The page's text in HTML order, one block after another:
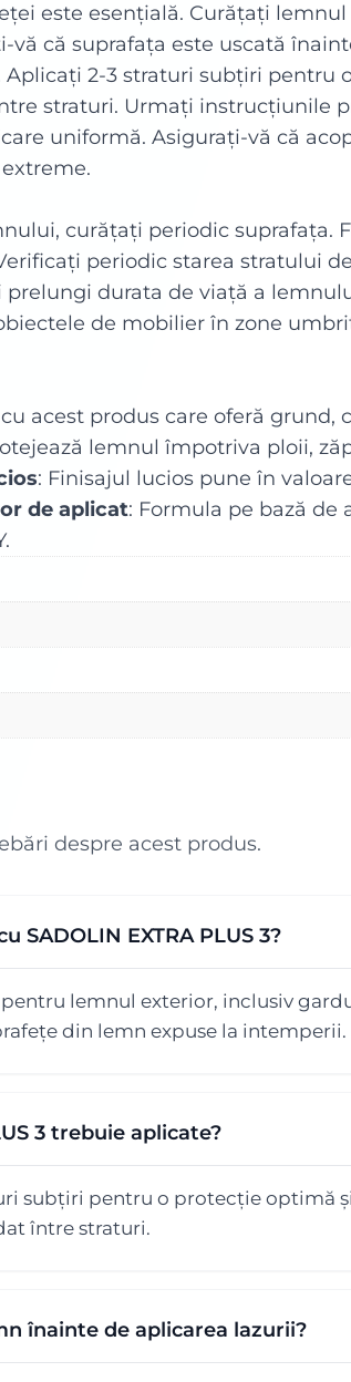
este esențială. Curățați
că suprafața este uscată
2-3 straturi subțiri pentru
straturi. Urmați instrucțiunile
uniformă. Asigurați-vă că
curățați periodic suprafața.
periodic starea stratului
durata de viață a
de mobilier în zone
acest produs care oferă grund,
lemnul împotriva ploii,
: Finisajul lucios pune în
de aplicat: Formula pe bază de
despre acest produs.
EXTRA PLUS 3?
pentru lemnul exterior, inclusiv
din lemn expuse la intemperii.
3 trebuie aplicate?
subțiri pentru o protecție optimă
între straturi.
înainte de aplicarea lazurii?